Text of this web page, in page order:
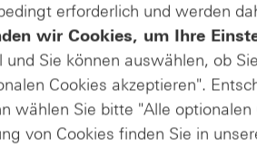
erforderlich und werden
wir Cookies, um Ihre
Sie können auswählen, ob
Cookies akzeptieren".
wählen Sie bitte "Alle optionalen
von Cookies finden Sie in